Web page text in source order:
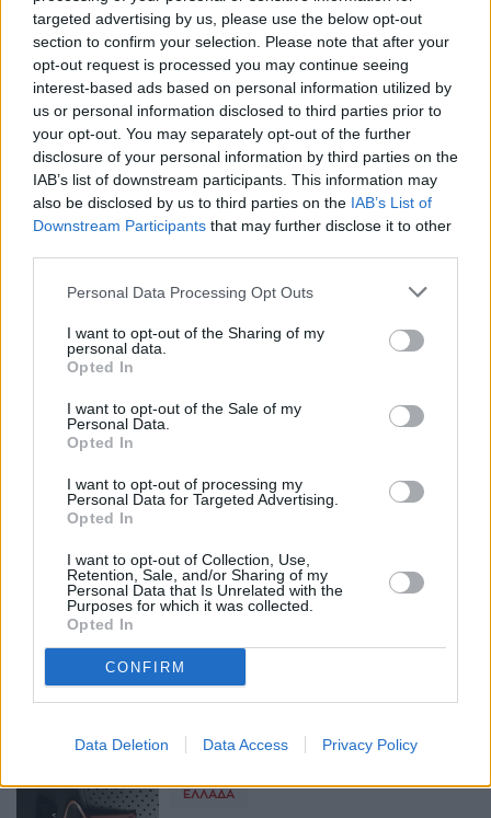
targeted advertising by us, please use the below opt-out
section to confirm your selection. Please note that after your
opt-out request is processed you may continue seeing
interest-based ads based on personal information utilized by
us or personal information disclosed to third parties prior to
your opt-out. You may separately opt-out of the further
disclosure of your personal information by third parties on the
IAB’s list of downstream participants. This information may
also be disclosed by us to third parties on the IAB’s List of
Downstream Participants that may further disclose it to other
Personal Data Processing Opt Outs
I want to opt-out of the Sharing of my
personal data.
Opted In
I want to opt-out of the Sale of my
Personal Data.
Opted In
I want to opt-out of processing my
Personal Data for Targeted Advertising.
Opted In
I want to opt-out of Collection, Use,
Retention, Sale, and/or Sharing of my
Personal Data that Is Unrelated with the
Purposes for which it was collected.
Opted In
CONFIRM
Data Deletion Data Access Privacy Policy
Πώς να αντικαταστήσετε τον
σκληρό δίσκο στο PS5 Pro;
18:02, 17 Φεβρουαρίου 2025
ΕΥΖΗΝ
Πώς να Φτιάξετε μία Ρομαντική
Γκαρνταρόμπα Κάψουλα -
Μινιμαλιστικές Συμβουλές
17:34, 06 Φεβρουαρίου 2025
SSD και τι τις καθιστά
12:39, 21 Ιανουαρίου 2025
Στο μεταλλευτικό έργο των
Σκουριών, όλα τα χέρια είναι
13:02, 08 Νοεμβρίου 2024
TECHIN
3 πρακτικά οφέλη του ERP και
του λογισμικού εφαρμογών
στην καθημερινότητα μιας
10:59, 06 Νοεμβρίου 2024
ΕΛΛΆΔΑ